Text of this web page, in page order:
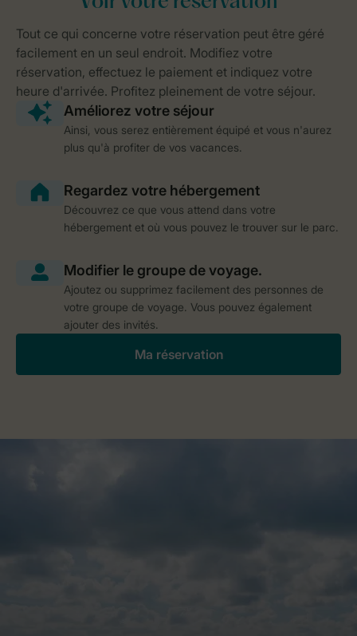
Ainsi, vous serez entièrement équipé et vous n'aurez
plus qu'à profiter de vos vacances.
Découvrez ce que vous attend dans votre
hébergement et où vous pouvez le trouver sur le parc.
Ajoutez ou supprimez facilement des personnes de
votre groupe de voyage. Vous pouvez également
ajouter des invités.
Ma réservation